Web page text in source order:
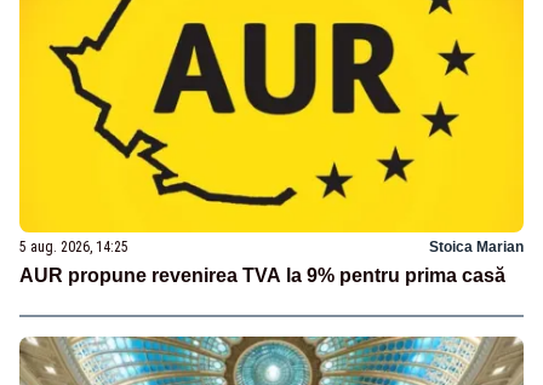
5 aug. 2026, 14:25 Stoica Marian
AUR propune revenirea TVA la 9% pentru prima casă